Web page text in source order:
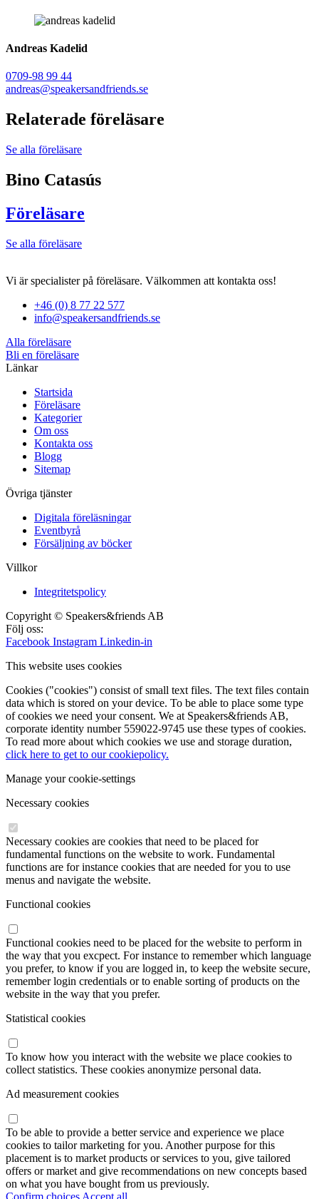
Andreas Kadelid ​
0709-98 99 44
andreas@speakersandfriends.se​
Relaterade föreläsare
Se alla föreläsare
Bino Catasús
Föreläsare
Se alla föreläsare
Vi är specialister på föreläsare. Välkommen att kontakta oss!
+46 (0) 8 77 22 577
info@speakersandfriends.se
Alla föreläsare
Bli en föreläsare​
Länkar
Startsida
Föreläsare
Kategorier
Om oss
Kontakta oss
Blogg
Sitemap
Övriga tjänster
Digitala föreläsningar
Eventbyrå
Försäljning av böcker
Villkor
Integritetspolicy
Copyright © Speakers&friends AB
Följ oss:
Facebook Instagram Linkedin-in
This website uses cookies
Cookies ("cookies") consist of small text files. The text files contain
data which is stored on your device. To be able to place some type
of cookies we need your consent. We at Speakers&friends AB,
corporate identity number 559022-9745 use these types of cookies.
To read more about which cookies we use and storage duration,
click here to get to our cookiepolicy.
Manage your cookie-settings
Necessary cookies
Necessary cookies are cookies that need to be placed for
fundamental functions on the website to work. Fundamental
functions are for instance cookies that are needed for you to use
menus and navigate the website.
Functional cookies
Functional cookies need to be placed for the website to perform in
the way that you excpect. For instance to remember which language
you prefer, to know if you are logged in, to keep the website secure,
remember login credentials or to enable sorting of products on the
website in the way that you prefer.
Statistical cookies
To know how you interact with the website we place cookies to
collect statistics. These cookies anonymize personal data.
Ad measurement cookies
To be able to provide a better service and experience we place
cookies to tailor marketing for you. Another purpose for this
placement is to market products or services to you, give tailored
offers or market and give recommendations on new concepts based
on what you have bought from us previously.
Confirm choices Accept all